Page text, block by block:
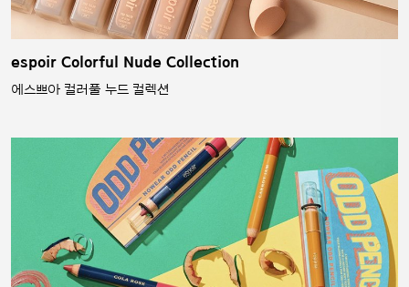
espoir Colorful Nude Collection
에스쁘아 컬러풀 누드 컬렉션